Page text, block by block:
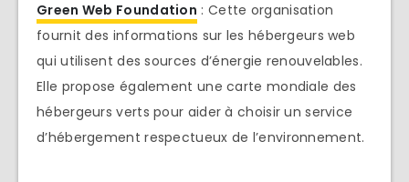
Green Web Foundation : Cette organisation
fournit des informations sur les hébergeurs web
qui utilisent des sources d’énergie renouvelables.
Elle propose également une carte mondiale des
hébergeurs verts pour aider à choisir un service
d’hébergement respectueux de l’environnement.